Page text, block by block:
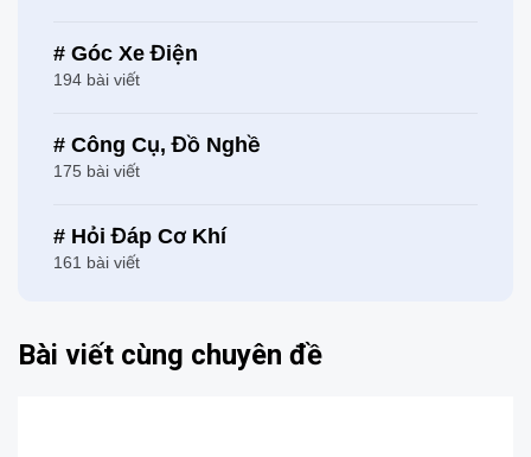
# Góc Xe Điện
194 bài viết
# Công Cụ, Đồ Nghề
175 bài viết
# Hỏi Đáp Cơ Khí
161 bài viết
Bài viết cùng chuyên đề